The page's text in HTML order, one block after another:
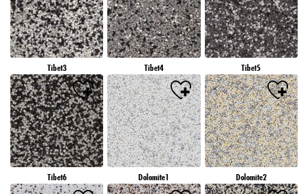
Tibet3 Tibet4 Tibet5
Tibet6 Dolomite1 Dolomite2